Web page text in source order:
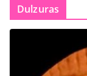
Dulzuras